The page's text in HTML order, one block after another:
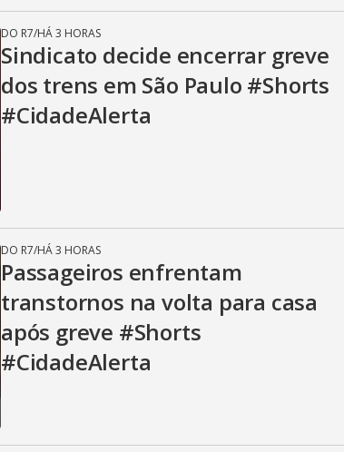
DO R7/HÁ 3 HORAS
Sindicato decide encerrar greve
dos trens em São Paulo #Shorts
#CidadeAlerta
DO R7/HÁ 3 HORAS
Passageiros enfrentam
transtornos na volta para casa
após greve #Shorts
#CidadeAlerta